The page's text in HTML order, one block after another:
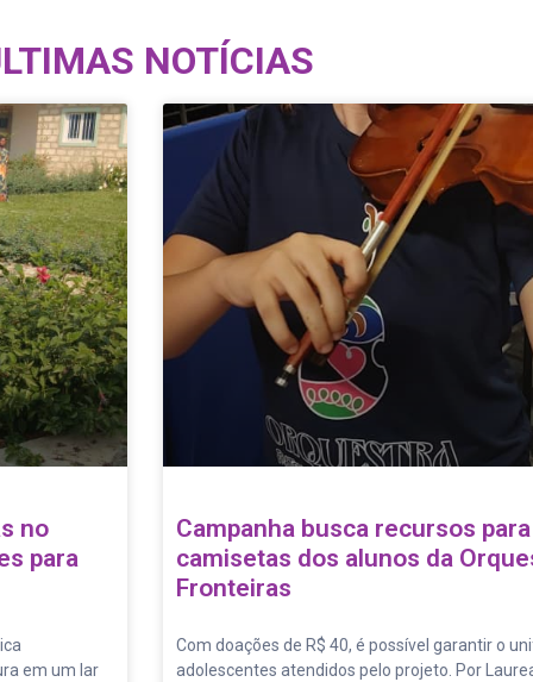
NOTÍCIAS
no
para
em um lar
Campanha busca recursos
camisetas dos alunos da
Fronteiras
Com doações de R$ 40, é possível garantir o
adolescentes atendidos pelo projeto. Por